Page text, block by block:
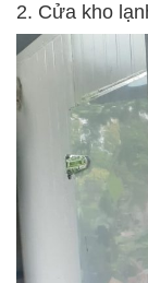
2. Cửa kho